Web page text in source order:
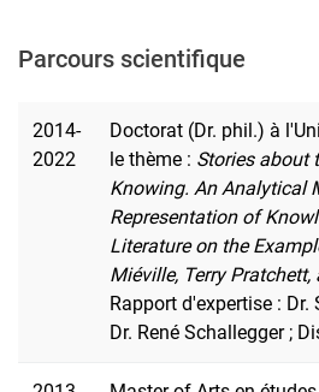
Parcours scientifique
2014-
2022
Doctorat (Dr. phil.) à
le thème : Stories about
Knowing. An Analytical
Representation of
Literature on the
Miéville, Terry
Rapport d'expertise : Dr.
Dr. René Schallegger ;